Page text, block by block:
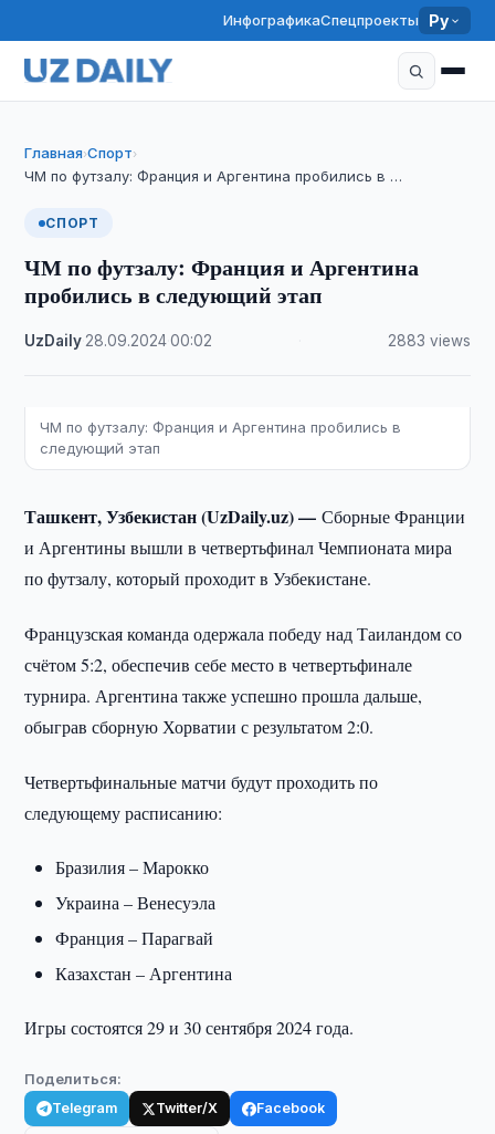
ИнфографикаСпецпроекты Ру
Главная›Спорт›
ЧМ по футзалу: Франция и Аргентина пробились в …
СПОРТ
ЧМ по футзалу: Франция и Аргентина
пробились в следующий этап
UzDaily 28.09.2024·00:02 2883 views
ЧМ по футзалу: Франция и Аргентина пробились в
следующий этап
Ташкент, Узбекистан (UzDaily.uz) —Сборные Франции
и Аргентины вышли в четвертьфинал Чемпионата мира
по футзалу, который проходит в Узбекистане.
Французская команда одержала победу над Таиландом со
счётом 5:2, обеспечив себе место в четвертьфинале
турнира. Аргентина также успешно прошла дальше,
обыграв сборную Хорватии с результатом 2:0.
Четвертьфинальные матчи будут проходить по
следующему расписанию:
Бразилия – Марокко
Украина – Венесуэла
Франция – Парагвай
Казахстан – Аргентина
Игры состоятся 29 и 30 сентября 2024 года.
Поделиться:
Telegram Twitter/X Facebook